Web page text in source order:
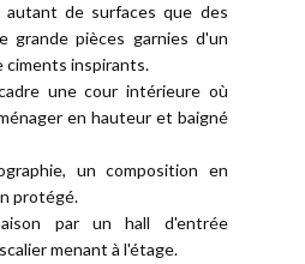
autant de surfaces que des
grande pièces garnies d'un
ciments inspirants.
une cour intérieure où
en hauteur et baigné
un composition en
protégé.
par un hall d'entrée
menant à l'étage.